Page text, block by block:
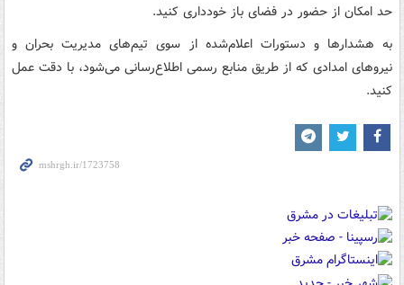
حد امکان از حضور در فضای باز خودداری کنید.
به هشدارها و دستورات اعلام‌شده از سوی تیم‌های مدیریت بحران و
نیروهای امدادی که از طریق منابع رسمی اطلاع‌رسانی می‌شود، با دقت عمل
کنید.